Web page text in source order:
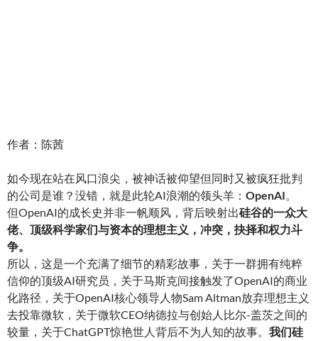
作者：陈茜
如今现在站在风口浪尖，被神话被仰望但同时又被疯狂批判
的公司是谁？没错，就是此轮AI浪潮的领头羊： OpenAI。
但OpenAI的成长史并非一帆顺风，背后映射出硅谷的一众大
佬、顶级科学家们与资本的理想主义，冲突，抉择和权力斗
争。
所以，这是一个充满了细节的精彩故事，关于一群拥有纯粹
信仰的顶级AI研究员，关于马斯克间接触发了OpenAI的商业
化路径，关于OpenAI核心领导人物Sam Altman放弃理想主义
去投靠微软，关于微软CEO纳德拉与创始人比尔-盖茨之间的
较量，关于ChatGPT惊艳世人背后不为人知的故事。 我们硅